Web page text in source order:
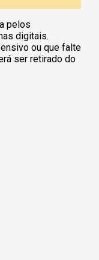
pelos
digitais.
ou que falte
ser retirado do